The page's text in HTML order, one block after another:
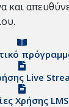
και
Live
Χρήσης LMS